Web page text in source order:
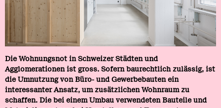
Die Wohnungsnot in Schweizer Städten und
Agglomerationen ist gross. Sofern baurechtlich zulässig, ist
die Umnutzung von Büro- und Gewerbebauten ein
interessanter Ansatz, um zusätzlichen Wohnraum zu
schaffen. Die bei einem Umbau verwendeten Bauteile und